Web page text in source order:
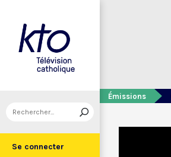
Se connecter
Émissions